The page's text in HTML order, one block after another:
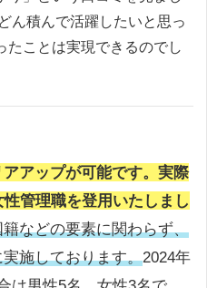
ん積んで活躍したいと思っ
たことは実現できるのでし
アップが可能です。実際
管理職を登用いたしまし
などの要素に関わらず、
施しております。2024年